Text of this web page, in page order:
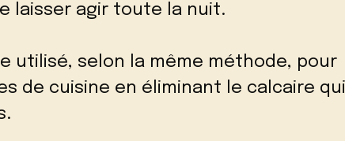
laisser agir toute la nuit.
utilisé, selon la même méthode, pour
de cuisine en éliminant le calcaire qui